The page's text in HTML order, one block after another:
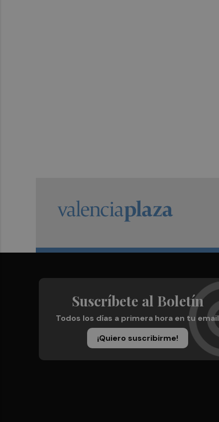
Suscríbete al Boletín
Todos los días a primera hora en tu email
¡Quiero suscribirme!